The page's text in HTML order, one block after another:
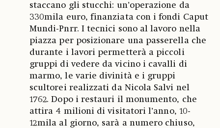
staccano gli stucchi: un’operazione da
330mila euro, finanziata con i fondi Caput
Mundi-Pnrr. I tecnici sono al lavoro nella
piazza per posizionare una passerella che
durante i lavori permetterà a piccoli
gruppi di vedere da vicino i cavalli di
marmo, le varie divinità e i gruppi
scultorei realizzati da Nicola Salvi nel
1762. Dopo i restauri il monumento, che
attira 4 milioni di visitatori l’anno, 10-
12mila al giorno, sarà a numero chiuso,